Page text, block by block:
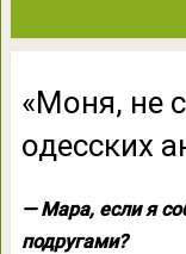
«Моня, не
одесских
— Мара, если я
подругами?